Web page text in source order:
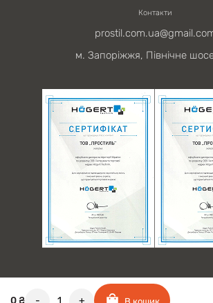
0₴ - + В кошик
Контакти
м. Запоріжжя, Північне